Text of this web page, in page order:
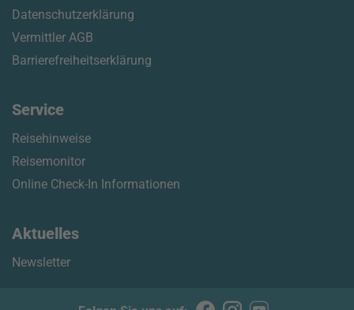
Datenschutzerklärung
Vermittler AGB
Barrierefreiheitserklärung
Service
Reisehinweise
Reisemonitor
Online Check-In Informationen
Aktuelles
Newsletter